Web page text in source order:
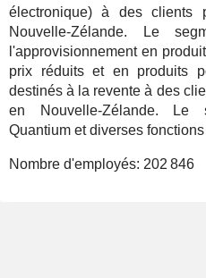
électronique) à des clients
Nouvelle-Zélande. Le
l'approvisionnement en
prix réduits et en produits
destinés à la revente à des
en Nouvelle-Zélande. Le
Quantium et diverses
Nombre d'employés: 202 846